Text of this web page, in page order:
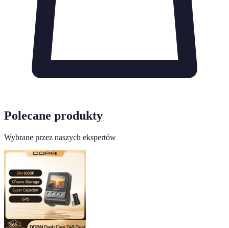
Polecane produkty
Wybrane przez naszych ekspertów